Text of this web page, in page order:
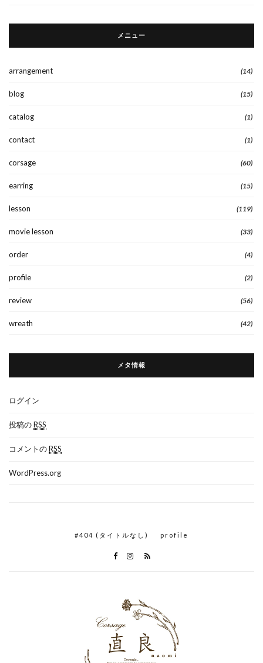
メニュー
arrangement (14)
blog (15)
catalog (1)
contact (1)
corsage (60)
earring (15)
lesson (119)
movie lesson (33)
order (4)
profile (2)
review (56)
wreath (42)
メタ情報
ログイン
投稿のRSS
コメントのRSS
WordPress.org
#404 (タイトルなし) profile